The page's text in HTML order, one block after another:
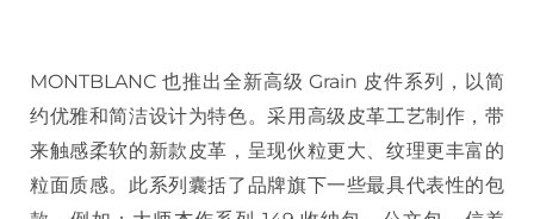
MONTBLANC 也推出全新高级 Grain 皮件系列，以简
约优雅和简洁设计为特色。采用高级皮革工艺制作，带
来触感柔软的新款皮革，呈现伙粒更大、纹理更丰富的
粒面质感。此系列囊括了品牌旗下一些最具代表性的包